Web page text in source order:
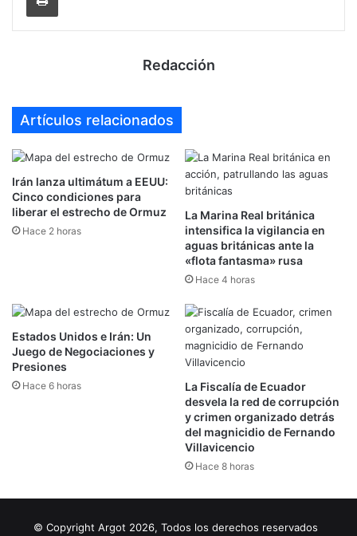
Redacción
Artículos relacionados
Irán lanza ultimátum a EEUU:
Cinco condiciones para
liberar el estrecho de Ormuz
Hace 2 horas
La Marina Real británica
intensifica la vigilancia en
aguas británicas ante la
«flota fantasma» rusa
Hace 4 horas
Estados Unidos e Irán: Un
Juego de Negociaciones y
Presiones
Hace 6 horas
La Fiscalía de Ecuador
desvela la red de corrupción
y crimen organizado detrás
del magnicidio de Fernando
Villavicencio
Hace 8 horas
© Copyright Argot 2026, Todos los derechos reservados